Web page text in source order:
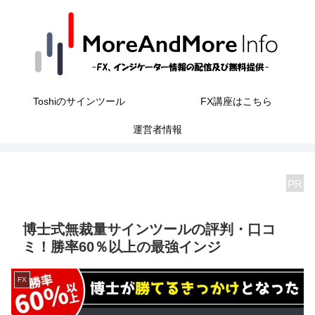
Toshiのサインツール FX講座はこちら
運営者情報
PR
博士式無裁量サインツールの評判・口コ
ミ！勝率60％以上の最強インジ
FX